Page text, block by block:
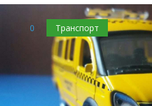
0 Транспорт